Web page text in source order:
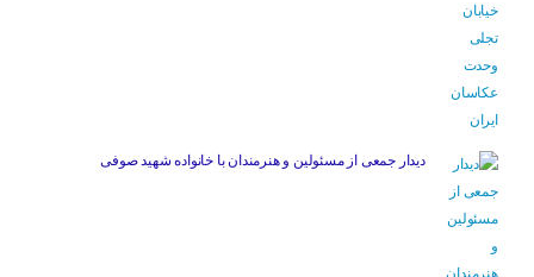
دیدار جمعی از مسئولین و هنرمندان با خانواده شهید صوفی